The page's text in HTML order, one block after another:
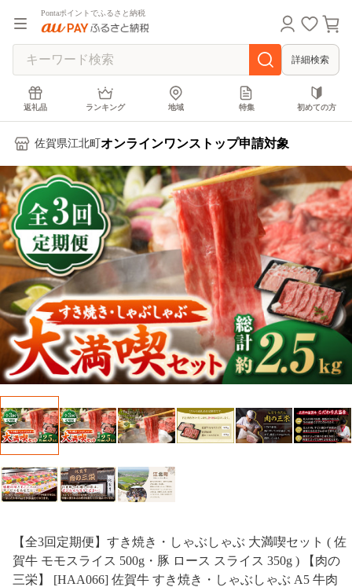
Pontaポイントでふるさと納税
詳細検索
返礼品 ランキング 地域 特集 初めての方
佐賀県江北町 オンラインワンストップ申請対象
【全3回定期便】すき焼き・しゃぶしゃぶ 大満喫セット ( 佐
賀牛 モモスライス 500g・豚 ロース スライス 350g ) 【肉の
三栄】 [HAA066] 佐賀牛 すき焼き・しゃぶしゃぶ A5 牛肉